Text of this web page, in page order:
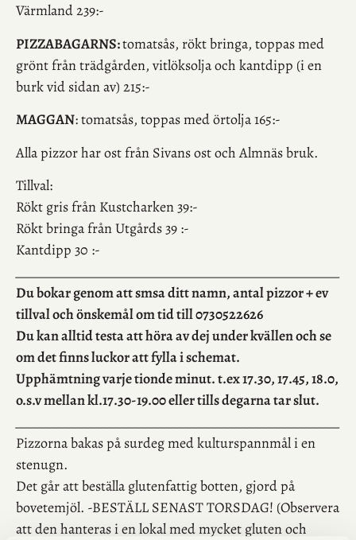
Värmland 239:-
PIZZABAGARNS:tomatsås, rökt bringa, toppas med
grönt från trädgården, vitlöksolja och kantdipp (i en
burk vid sidan av) 215:-
MAGGAN: tomatsås, toppas med örtolja 165:-
Alla pizzor har ost från Sivans ost och Almnäs bruk.
Tillval:
Rökt gris från Kustcharken 39:-
Rökt bringa från Utgårds 39 :-
Kantdipp 30 :-
Du bokar genom att smsa ditt namn, antal pizzor + ev
tillval och önskemål om tid till 0730522626
Du kan alltid testa att höra av dej under kvällen och se
om det finns luckor att fylla i schemat.
Upphämtning varje tionde minut. t.ex 17.30, 17.45, 18.0,
o.s.v mellan kl.17.30-19.00 eller tills degarna tar slut.
Pizzorna bakas på surdeg med kulturspannmål i en
stenugn.
Det går att beställa glutenfattig botten, gjord på
bovetemjöl. -BESTÄLL SENAST TORSDAG! (Observera
att den hanteras i en lokal med mycket gluten och